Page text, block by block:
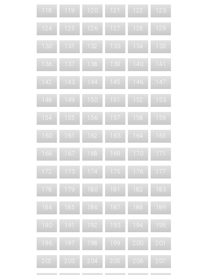
118 119 120 121 122 123
124 125 126 127 128 129
130 131 132 133 134 135
136 137 138 139 140 141
142 143 144 145 146 147
148 149 150 151 152 153
154 155 156 157 158 159
160 161 162 163 164 165
166 167 168 169 170 171
172 173 174 175 176 177
178 179 180 181 182 183
184 185 186 187 188 189
190 191 192 193 194 195
196 197 198 199 200 201
202 203 204 205 206 207